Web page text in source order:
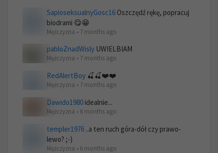
SapioseksualnyGosc16 Oszczędź rękę, popracuj
biodrami 😋😁
Mężczyzna • 7 months ago
pabloZnadWisly UWIELBIAM
Mężczyzna • 7 months ago
RedAlertBoy 🍒🍒❤️❤️
Mężczyzna • 7 months ago
Dawido1980 idealnie...
Mężczyzna • 6 months ago
templer1976 ..a ten ruch góra-dół czy prawo-
lewo? ;-)
Mężczyzna • 6 months ago